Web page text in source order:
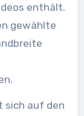
enthält.
gewählte
sich auf den